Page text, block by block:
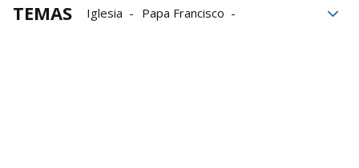
TEMAS Iglesia
Papa Francisco